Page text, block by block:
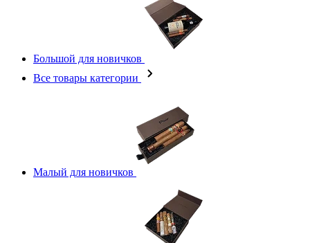
Большой для новичков
Все товары категории
Малый для новичков